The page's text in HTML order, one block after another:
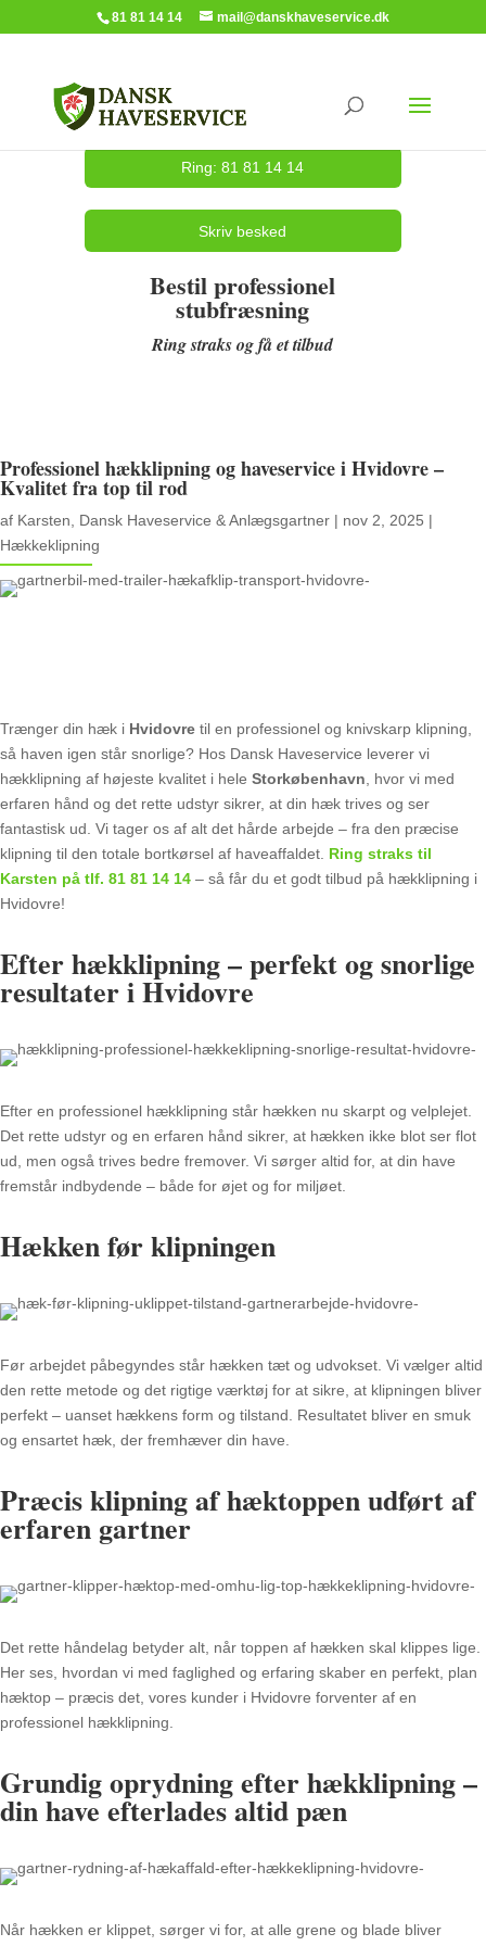
81 81 14 14 mail@danskhaveservice.dk
Ring: 81 81 14 14
Skriv besked
Bestil professionel
stubfræsning
Ring straks og få et tilbud
Professionel hækklipning og haveservice i Hvidovre –
Kvalitet fra top til rod
af Karsten, Dansk Haveservice & Anlægsgartner | nov 2, 2025 |
Hækkeklipning
Trænger din hæk i Hvidovre til en professionel og knivskarp klipning,
så haven igen står snorlige? Hos Dansk Haveservice leverer vi
hækklipning af højeste kvalitet i hele Storkøbenhavn , hvor vi med
erfaren hånd og det rette udstyr sikrer, at din hæk trives og ser
fantastisk ud. Vi tager os af alt det hårde arbejde – fra den præcise
klipning til den totale bortkørsel af haveaffaldet. Ring straks til
Karsten på tlf. 81 81 14 14 – så får du et godt tilbud på hækklipning i
Hvidovre!
Efter hækklipning – perfekt og snorlige
resultater i Hvidovre
Efter en professionel hækklipning står hækken nu skarpt og velplejet.
Det rette udstyr og en erfaren hånd sikrer, at hækken ikke blot ser flot
ud, men også trives bedre fremover. Vi sørger altid for, at din have
fremstår indbydende – både for øjet og for miljøet.
Hækken før klipningen
Før arbejdet påbegyndes står hækken tæt og udvokset. Vi vælger altid
den rette metode og det rigtige værktøj for at sikre, at klipningen bliver
perfekt – uanset hækkens form og tilstand. Resultatet bliver en smuk
og ensartet hæk, der fremhæver din have.
Præcis klipning af hæktoppen udført af
erfaren gartner
Det rette håndelag betyder alt, når toppen af hækken skal klippes lige.
Her ses, hvordan vi med faglighed og erfaring skaber en perfekt, plan
hæktop – præcis det, vores kunder i Hvidovre forventer af en
professionel hækklipning.
Grundig oprydning efter hækklipning –
din have efterlades altid pæn
Når hækken er klippet, sørger vi for, at alle grene og blade bliver